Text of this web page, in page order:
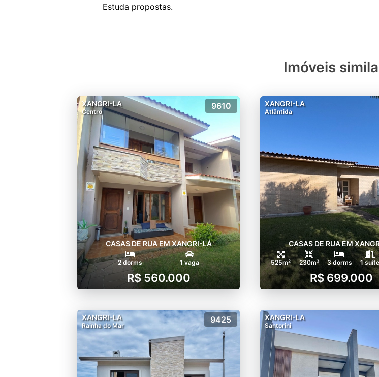
Imóveis
XANGRI-LA
Centro
9610
CASAS DE RUA EM XANGRI-LÁ
2 dorms 1 vaga
R$ 560.000
XANGRI-LA
Atlântida
CASAS DE RUA EM
525m² 230m² 3 dorms 1
R$ 699.000
XANGRI-LA
Rainha do Mar
9425 XANGRI-LA
Santorini